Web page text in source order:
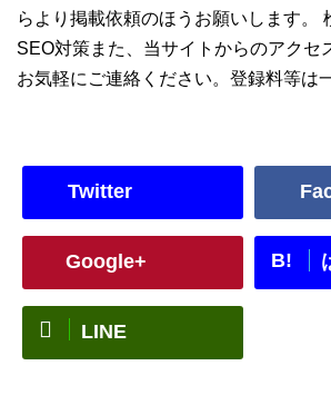
らより掲載依頼のほうお願いします。
SEO対策また、当サイトからのアクセ
お気軽にご連絡ください。登録料等は
Twitter
Google+ B!
LINE